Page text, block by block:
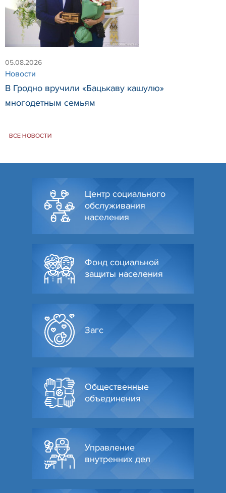
05.08.2026
Новости
В Гродно вручили «Бацькаву кашулю»
многодетным семьям
ВСЕ НОВОСТИ
Центр социального
обслуживания
населения
Фонд социальной
защиты населения
Загс
Общественные
объединения
Управление
внутренних дел